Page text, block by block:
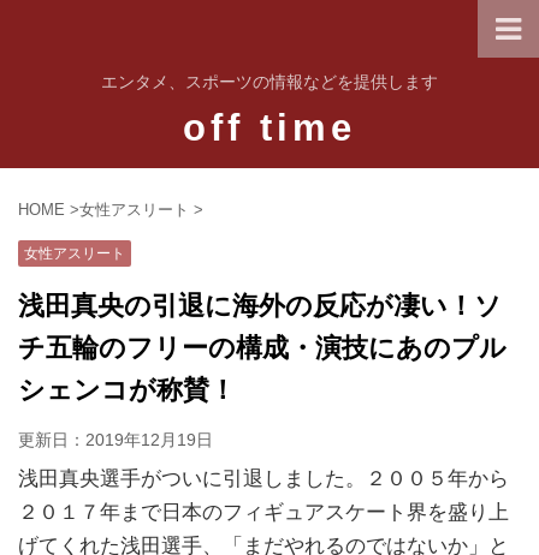
エンタメ、スポーツの情報などを提供します
off time
HOME >女性アスリート >
女性アスリート
浅田真央の引退に海外の反応が凄い！ソ
チ五輪のフリーの構成・演技にあのプル
シェンコが称賛！
更新日： 2019年12月19日
浅田真央選手がついに引退しました。２００５年から
２０１７年まで日本のフィギュアスケート界を盛り上
げてくれた浅田選手、「まだやれるのではないか」と